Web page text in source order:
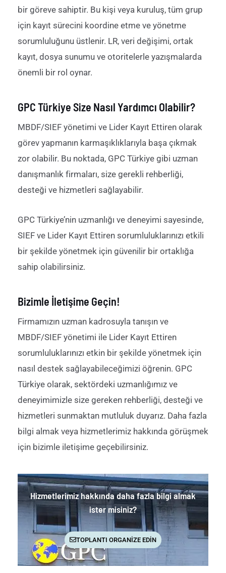
bir göreve sahiptir. Bu kişi veya kuruluş, tüm grup
için kayıt sürecini koordine etme ve yönetme
sorumluluğunu üstlenir. LR, veri değişimi, ortak
kayıt, dosya sunumu ve otoritelerle yazışmalarda
önemli bir rol oynar.
GPC Türkiye Size Nasıl Yardımcı Olabilir?
MBDF/SIEF yönetimi ve Lider Kayıt Ettiren olarak
görev yapmanın karmaşıklıklarıyla başa çıkmak
zor olabilir. Bu noktada, GPC Türkiye gibi uzman
danışmanlık firmaları, size gerekli rehberliği,
desteği ve hizmetleri sağlayabilir.
GPC Türkiye’nin uzmanlığı ve deneyimi sayesinde,
SIEF ve Lider Kayıt Ettiren sorumluluklarınızı etkili
bir şekilde yönetmek için güvenilir bir ortaklığa
sahip olabilirsiniz.
Bizimle İletişime Geçin!
Firmamızın uzman kadrosuyla tanışın ve
MBDF/SIEF yönetimi ile Lider Kayıt Ettiren
sorumluluklarınızı etkin bir şekilde yönetmek için
nasıl destek sağlayabileceğimizi öğrenin. GPC
Türkiye olarak, sektördeki uzmanlığımız ve
deneyimimizle size gereken rehberliği, desteği ve
hizmetleri sunmaktan mutluluk duyarız. Daha fazla
bilgi almak veya hizmetlerimiz hakkında görüşmek
için bizimle iletişime geçebilirsiniz.
Hizmetlerimiz hakkında daha fazla bilgi almak
ister misiniz?
TOPLANTI ORGANİZE EDİN